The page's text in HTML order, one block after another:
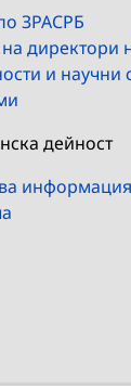
ЗРАСРБ
директори
и научни
дейност
информация